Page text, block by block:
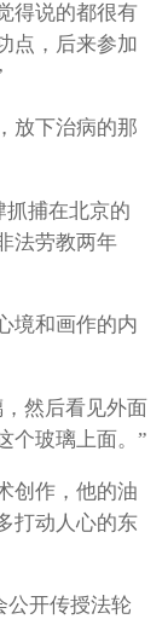
得说的都很有
点，后来参加
放下治病的那
抓捕在北京的
法劳教两年
境和画作的内
然后看见外面
个玻璃上面。”
创作，他的油
打动人心的东
公开传授法轮